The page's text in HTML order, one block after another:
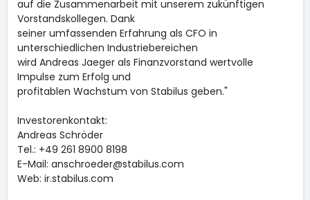
auf die Zusammenarbeit mit unserem zukünftigen
Vorstandskollegen. Dank
seiner umfassenden Erfahrung als CFO in
unterschiedlichen Industriebereichen
wird Andreas Jaeger als Finanzvorstand wertvolle
Impulse zum Erfolg und
profitablen Wachstum von Stabilus geben."
Investorenkontakt:
Andreas Schröder
Tel.: +49 261 8900 8198
E-Mail: anschroeder@stabilus.com
Web: ir.stabilus.com